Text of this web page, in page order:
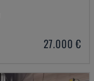
27.000 €